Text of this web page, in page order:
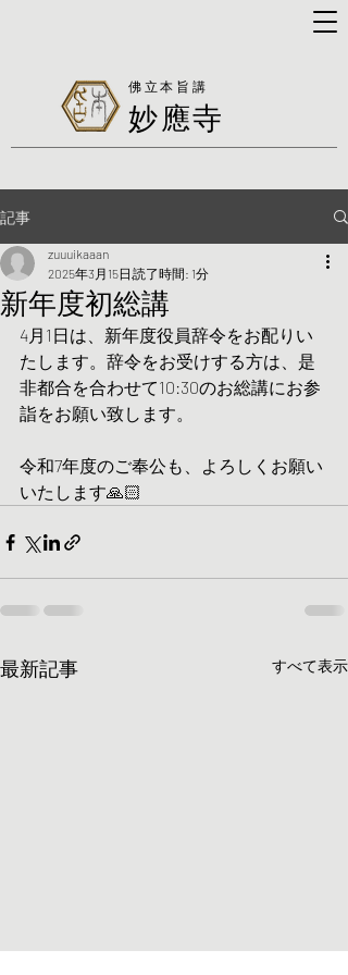
佛立本旨講
妙應寺
記事
新年度初総講
zuuuikaaan
2025年3月15日 読了時間: 1分
4月1日は、新年度役員辞令をお配りい
たします。辞令をお受けする方は、是
非都合を合わせて10:30のお総講にお参
詣をお願い致します。
令和7年度のご奉公も、よろしくお願い
いたします🙏🏻
最新記事 すべて表示